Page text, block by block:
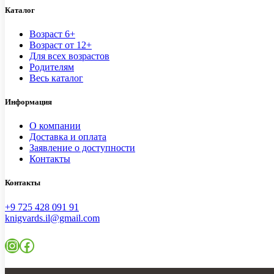
Каталог
Возраст 6+
Возраст от 12+
Для всех возрастов
Родителям
Весь каталог
Информация
О компании
Доставка и оплата
Заявление о доступности
Контакты
Контакты
+9 725 428 091 91
knigvards.il@gmail.com